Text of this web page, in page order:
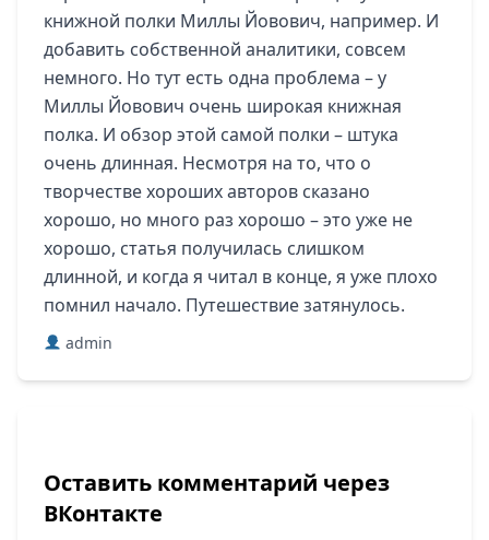
книжной полки Миллы Йовович, например. И
добавить собственной аналитики, совсем
немного. Но тут есть одна проблема – у
Миллы Йовович очень широкая книжная
полка. И обзор этой самой полки – штука
очень длинная. Несмотря на то, что о
творчестве хороших авторов сказано
хорошо, но много раз хорошо – это уже не
хорошо, статья получилась слишком
длинной, и когда я читал в конце, я уже плохо
помнил начало. Путешествие затянулось.
admin
Оставить комментарий через
ВКонтакте